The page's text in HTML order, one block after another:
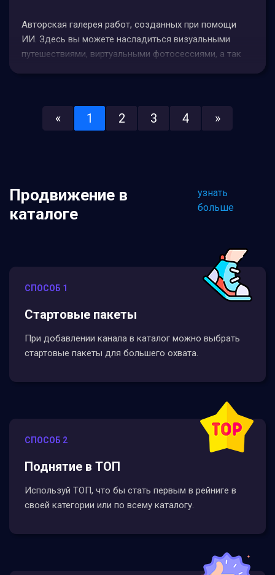
Авторская галерея работ, созданных при помощи
ИИ. Здесь вы можете насладиться визуальными
путешествиями, виртуальными фотосессиями, а так
« 1 2 3 4 »
Продвижение в
каталоге
узнать
больше
СПОСОБ 1
Стартовые пакеты
При добавлении канала в каталог можно выбрать
стартовые пакеты для большего охвата.
СПОСОБ 2
Поднятие в ТОП
Используй ТОП, что бы стать первым в рейниге в
своей категории или по всему каталогу.